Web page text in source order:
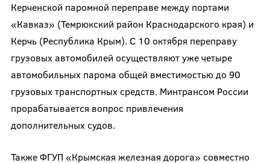
Керченской паромной переправе между портами
«Кавказ» (Темрюкский район Краснодарского края) и
Керчь (Республика Крым). С 10 октября переправу
грузовых автомобилей осуществляют уже четыре
автомобильных парома общей вместимостью до 90
грузовых транспортных средств. Минтрансом России
прорабатывается вопрос привлечения
дополнительных судов.
Также ФГУП «Крымская железная дорога» совместно